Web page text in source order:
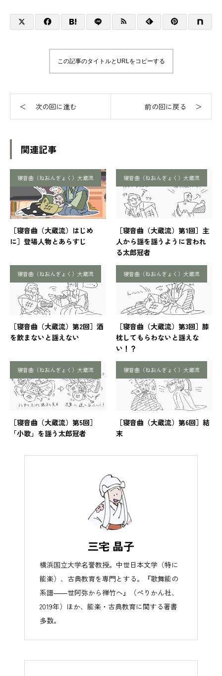
この記事のタイトルとURLをコピーする
関連記事
寝音曲（ねおんぎょく）大蔵流
［寝音曲（大蔵流）はじめ
に］登場人物とあらすじ
寝音曲（ねおんぎょく）大蔵流
［寝音曲（大蔵流）第1回］主
人から謡を謡うように言われ
る太郎冠者
寝音曲（ねおんぎょく）大蔵流
［寝音曲（大蔵流）第2回］酒
を飲まないと謡えない
寝音曲（ねおんぎょく）大蔵流
［寝音曲（大蔵流）第3回］膝
枕してもらわないと謡えな
い！？
寝音曲（ねおんぎょく）大蔵流
［寝音曲（大蔵流）第5回］
「小歌」を謡う太郎冠者
寝音曲（ねおんぎょく）大蔵流
［寝音曲（大蔵流）第6回］結
末
三宅 晶子
横浜国立大学名誉教授。中世日本文学（特に
能楽）、古典教育を専門とする。『歌舞能の
系譜――世阿弥から禅竹へ』（ぺりかん社、
2019年）ほか、能楽・古典教育に関する著書
多数。